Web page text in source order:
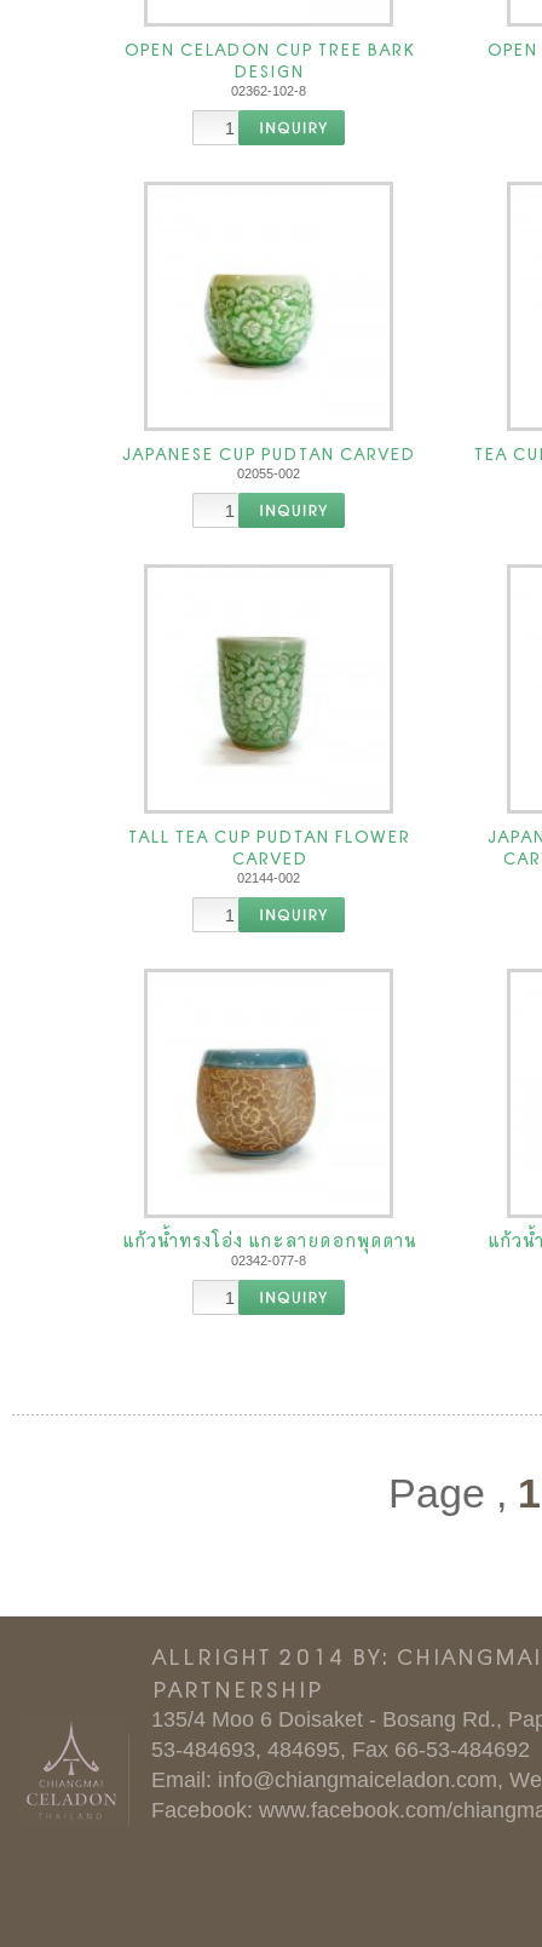
OPEN CELADON CUP TREE BARK
DESIGN
02362-102-8
JAPANESE CUP PUDTAN CARVED
02055-002
TEA
TALL TEA CUP PUDTAN FLOWER
CARVED
02144-002
แก้วน้ำทรงโอ่ง แกะลายดอกพุดตาน
02342-077-8
แก้วน้
Page , 1
ALLRIGHT 2014 BY:
PARTNERSHIP
135/4 Moo 6 Doisaket - Bosang Rd.,
53-484693, 484695, Fax 66-53-484692
Email: info@chiangmaiceladon.com,
Facebook: www.facebook.com/